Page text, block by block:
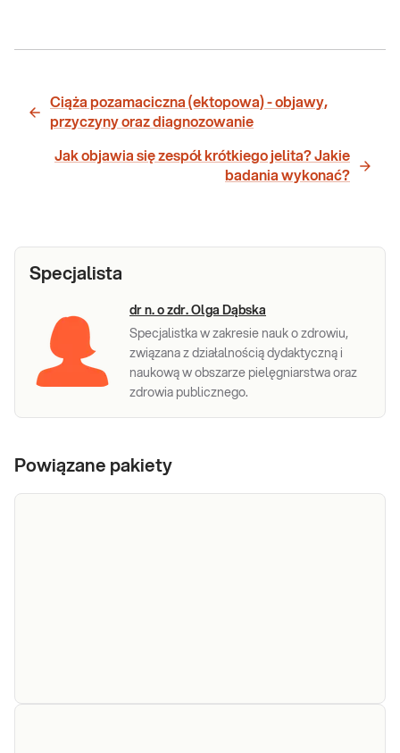
Ciąża pozamaciczna (ektopowa) - objawy,
przyczyny oraz diagnozowanie
Jak objawia się zespół krótkiego jelita? Jakie
badania wykonać?
Specjalista
dr n. o zdr. Olga Dąbska
Specjalistka w zakresie nauk o zdrowiu,
związana z działalnością dydaktyczną i
naukową w obszarze pielęgniarstwa oraz
zdrowia publicznego.
Powiązane pakiety